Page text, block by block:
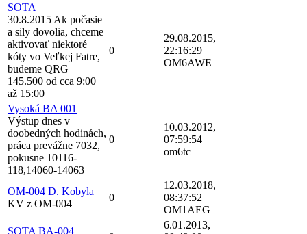
SOTA
30.8.2015 Ak počasie
a sily dovolia, chceme
aktivovať niektoré
kóty vo Veľkej Fatre,
budeme QRG
145.500 od cca 9:00
až 15:00
0
29.08.2015,
22:16:29
OM6AWE
Vysoká BA 001
Výstup dnes v
doobedných hodinách,
práca prevážne 7032,
pokusne 10116-
118,14060-14063
0
10.03.2012,
07:59:54
om6tc
OM-004 D. Kobyla
KV z OM-004
0
12.03.2018,
08:37:52
OM1AEG
SOTA BA-004
6.01.2013,